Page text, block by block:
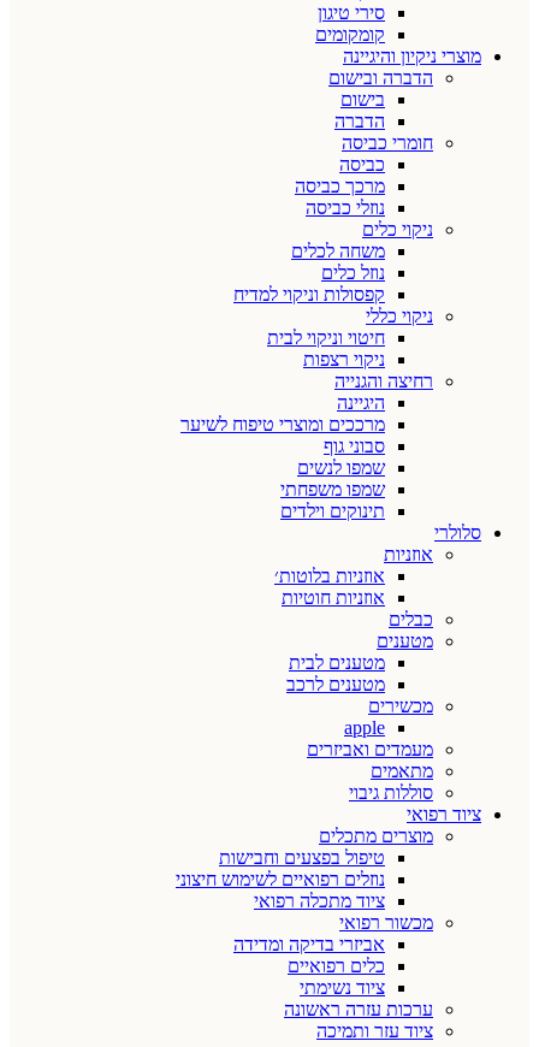
סירי טיגון
קומקומים
מוצרי ניקיון והיגיינה
הדברה ובישום
בישום
הדברה
חומרי כביסה
כביסה
מרכך כביסה
נוזלי כביסה
ניקוי כלים
משחה לכלים
נוזל כלים
קפסולות וניקוי למדיח
ניקוי כללי
חיטוי וניקוי לבית
ניקוי רצפות
רחיצה והגנייה
היגיינה
מרככים ומוצרי טיפוח לשיער
סבוני גוף
שמפו לנשים
שמפו משפחתי
תינוקים וילדים
סלולרי
אוזניות
אוזניות בלוטות׳
אוזניות חוטיות
כבלים
מטענים
מטענים לבית
מטענים לרכב
מכשירים
apple
מעמדים ואביזרים
מתאמים
סוללות גיבוי
ציוד רפואי
מוצרים מתכלים
טיפול בפצעים וחבישות
נוזלים רפואיים לשימוש חיצוני
ציוד מתכלה רפואי
מכשור רפואי
אביזרי בדיקה ומדידה
כלים רפואיים
ציוד נשימתי
ערכות עזרה ראשונה
ציוד עזר ותמיכה